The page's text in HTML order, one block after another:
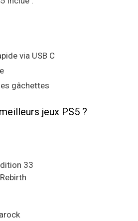
via USB C
gâchettes
jeux PS5 ?
33